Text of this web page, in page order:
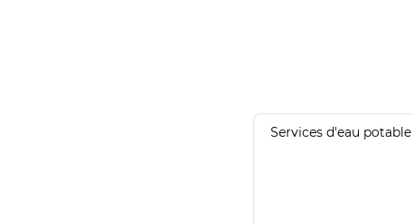
Services d'eau potable